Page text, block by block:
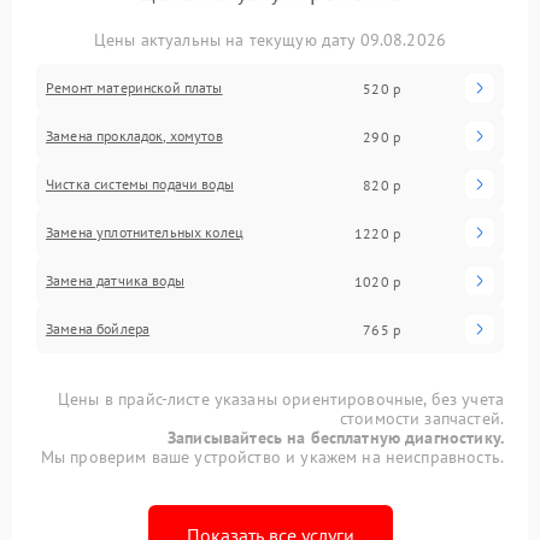
центра JVC, вы получите гарантию, что она будет
Цены актуальны на текущую дату 09.08.2026
Ремонт материнской платы 520 р
Замена прокладок, хомутов 290 р
Чистка системы подачи воды 820 р
Замена уплотнительных колец 1220 р
Замена датчика воды 1020 р
Замена бойлера 765 р
Цены в прайс-листе указаны ориентировочные, без учета
стоимости запчастей.
Записывайтесь на бесплатную диагностику.
Мы проверим ваше устройство и укажем на неисправность.
Показать все услуги